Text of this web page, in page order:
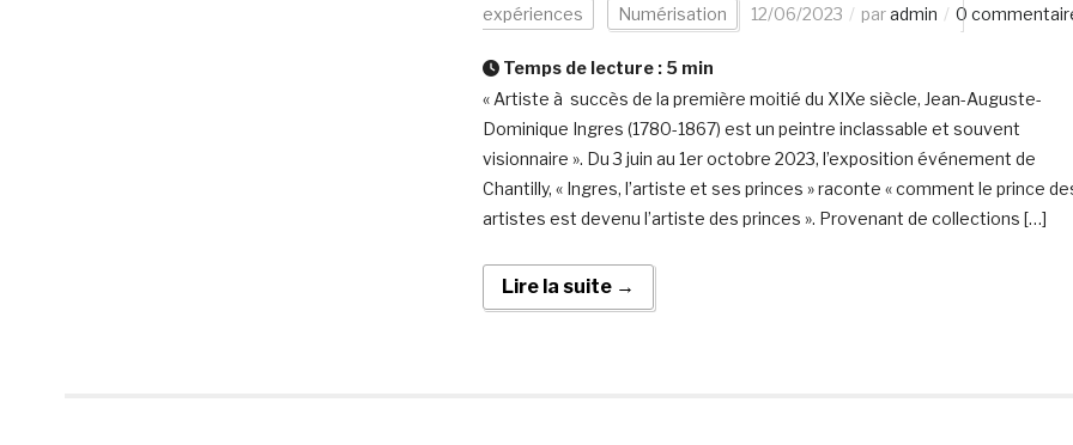
expériences Numérisation 12/06/2023 paradmin 0
Temps de lecture : 5 min
« Artiste à succès de la première moitié du XIXe siècle, Jean-Auguste-
Dominique Ingres (1780-1867) est un peintre inclassable et souvent
visionnaire ». Du 3 juin au 1er octobre 2023, l’exposition événement de
Chantilly, « Ingres, l’artiste et ses princes » raconte « comment le prince
artistes est devenu l’artiste des princes ». Provenant de collections […]
Lire la suite →